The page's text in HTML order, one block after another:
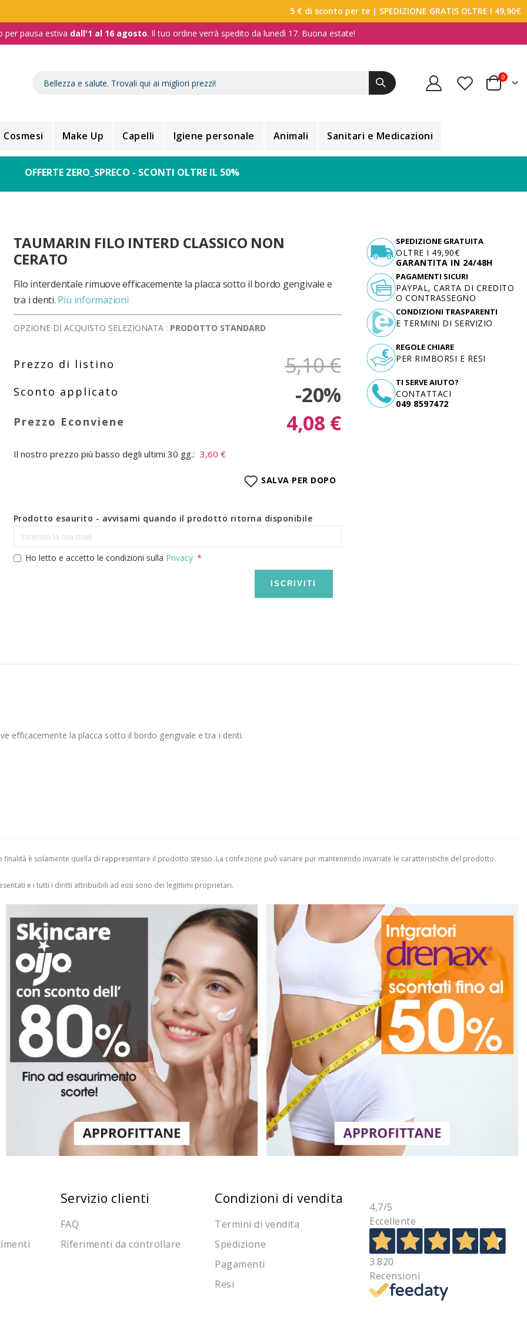
5 € di sconto per te | SPEDIZIONE GRATIS OLTRE I 49,90€
per pausa estiva dall'1 al 16 agosto. Il tuo ordine verrà spedito da lunedì 17. Buona estate!
Carrello
0
Cosmesi Make Up Capelli Igiene personale Animali Sanitari e Medicazioni
OFFERTE ZERO_SPRECO - SCONTI OLTRE IL 50%
TAUMARIN FILO INTERD CLASSICO NON
CERATO
Filo interdentale rimuove efficacemente la placca sotto il bordo gengivale e
tra i denti. Più informazioni
OPZIONE DI ACQUISTO SELEZIONATA : PRODOTTO STANDARD
5,10 €
-20%
4,08 €
Il nostro prezzo più basso degli ultimi 30 gg.: 3,60 €
SALVA PER DOPO
Prodotto esaurito - avvisami quando il prodotto ritorna disponibile
Ho letto e accetto le condizioni sulla Privacy
ISCRIVITI
SPEDIZIONE GRATUITA
OLTRE I 49,90€
GARANTITA IN 24/48H
TI SERVE AIUTO?
CONTATTACI
049 8597472
PAGAMENTI SICURI
PAYPAL, CARTA DI CREDITO
O CONTRASSEGNO
CONDIZIONI TRASPARENTI
E TERMINI DI SERVIZIO
REGOLE CHIARE
PER RIMBORSI E RESI
efficacemente la placca sotto il bordo gengivale e tra i denti.
è solamente quella di rappresentare il prodotto stesso. La confezione può variare pur mantenendo invariate le caratteristiche del prodotto.
e i tutti i diritti attribuibili ad essi sono dei legittimi proprietari.
Servizio clienti
FAQ
Riferimenti da controllare
Condizioni di vendita
Termini di vendita
Spedizione
Pagamenti
Resi
4,7/5
Eccellente
3.820
Recensioni